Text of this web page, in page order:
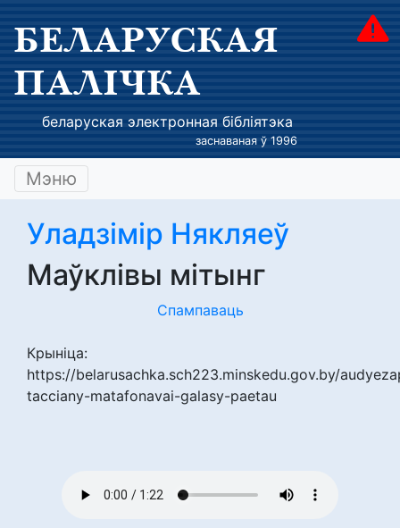
БЕЛАРУСКАЯ
ПАЛІЧКА
беларуская электронная бібліятэка
заснаваная ў 1996
Мэню
Уладзімір Някляеў
Маўклівы мітынг
Спампаваць
Крыніца:
https://belarusachka.sch223.minskedu.gov.by/
tacciany-matafonavai-galasy-paetau